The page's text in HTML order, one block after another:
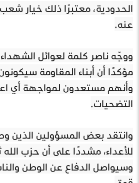
الحدودية، معتبرًا ذلك خيار شعب
عنه.
ووجّه ناصر كلمة لعوائل
مؤكدًا أن أبناء المقاومة
وأنهم مستعدون لمواجهة أي
التضحيات.
وانتقد بعض المسؤولين الذين
للأعداء، مشددًا على أن حزب
وسيواصل الدفاع عن الوطن